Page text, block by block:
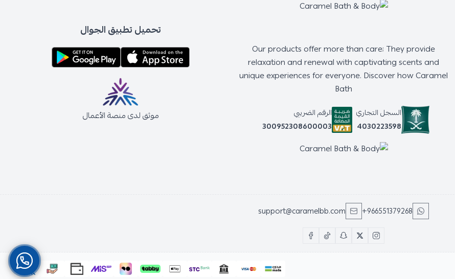
Our products offer more than care; They provide
relaxation and renewal with captivating scents and
unique experiences for everyone. Discover how Caramel
Bath
السجل التجاري
4030223598
الرقم الضريبي
300952308600003
تحميل تطبيق الجوال
موثق لدى منصة الأعمال
+966551379268
support@caramelbb.com